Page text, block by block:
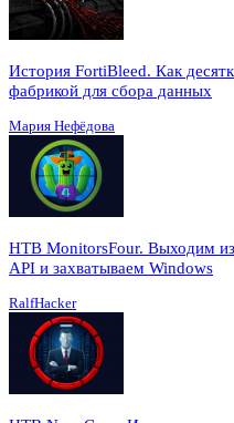
История FortiBleed. Как
фабрикой для сбора данных
Мария Нефёдова
HTB MonitorsFour. Выходим
API и захватываем Windows
RalfHacker